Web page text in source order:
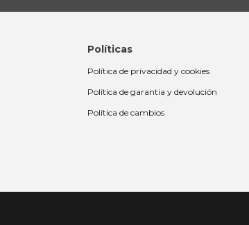
Políticas
Política de privacidad y cookies
Política de garantia y devolución
Política de cambios